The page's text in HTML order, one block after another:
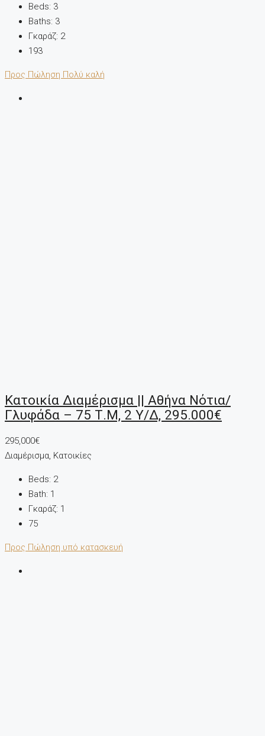
Beds: 3
Baths: 3
Γκαράζ: 2
193
Προς Πώληση Πολύ καλή
Κατοικία Διαμέρισμα || Αθήνα Νότια/
Γλυφάδα – 75 Τ.μ, 2 Υ/Δ, 295.000€
295,000€
Διαμέρισμα, Κατοικίες
Beds: 2
Bath: 1
Γκαράζ: 1
75
Προς Πώληση υπό κατασκευή